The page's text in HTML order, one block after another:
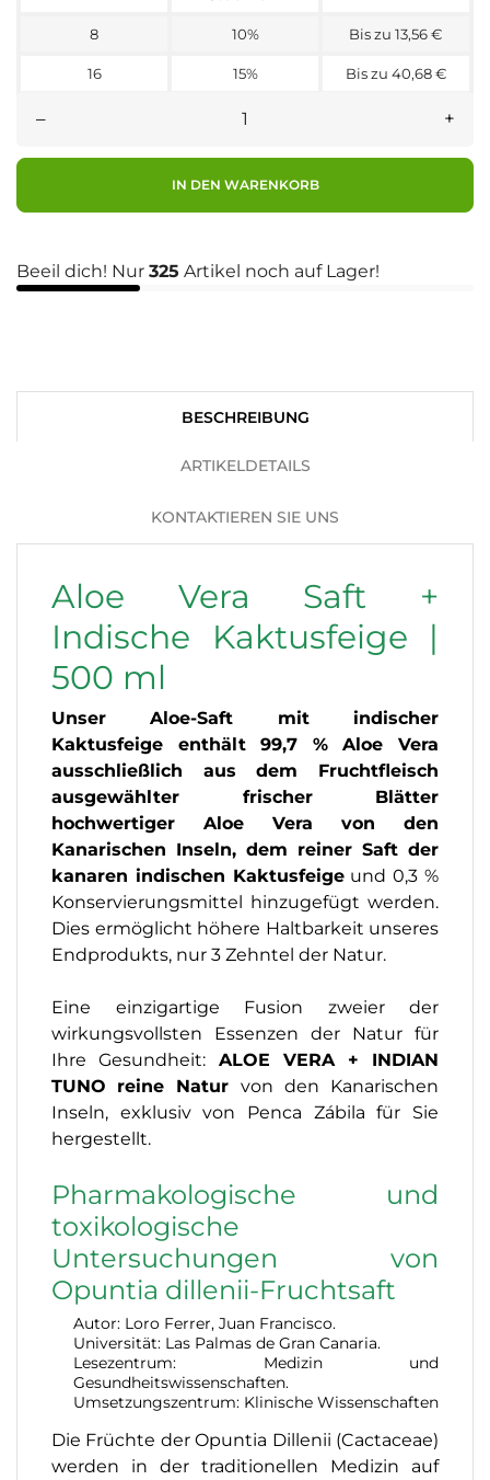
8 10% Bis zu 13,56 €
16 15% Bis zu 40,68 €
– +
IN DEN WARENKORB
Beeil dich! Nur 325 Artikel noch auf Lager!
BESCHREIBUNG
ARTIKELDETAILS
KONTAKTIEREN SIE UNS
Aloe Vera Saft +
Indische Kaktusfeige |
500 ml
Unser Aloe-Saft mit indischer
Kaktusfeige enthält 99,7 % Aloe Vera
ausschließlich aus dem Fruchtfleisch
ausgewählter frischer Blätter
hochwertiger Aloe Vera von den
Kanarischen Inseln, dem reiner Saft der
kanaren indischen Kaktusfeigeund 0,3 %
Konservierungsmittel hinzugefügt werden.
Dies ermöglicht höhere Haltbarkeit unseres
Endprodukts, nur 3 Zehntel der Natur.
Eine einzigartige Fusion zweier der
wirkungsvollsten Essenzen der Natur für
Ihre Gesundheit: ALOE VERA + INDIAN
TUNO
reine Natur von den Kanarischen
Inseln, exklusiv von Penca Zábila für Sie
hergestellt.
Pharmakologische und
toxikologische
Untersuchungen von
Opuntia dillenii-Fruchtsaft
Autor: Loro Ferrer, Juan Francisco.
Universität: Las Palmas de Gran Canaria.
Lesezentrum: Medizin und
Gesundheitswissenschaften.
Umsetzungszentrum: Klinische Wissenschaften
Die Früchte der Opuntia Dillenii (Cactaceae)
werden in der traditionellen Medizin auf